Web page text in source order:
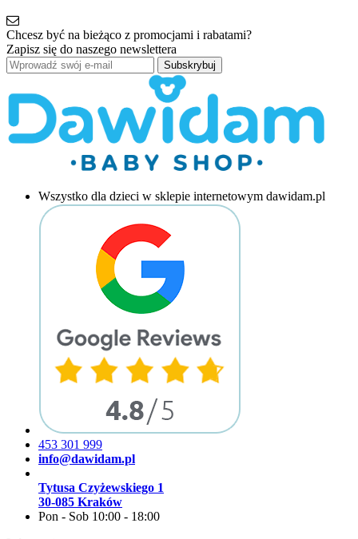
Chcesz być na bieżąco z promocjami i rabatami?
Zapisz się do naszego newslettera
Subskrybuj
Wszystko dla dzieci w sklepie internetowym dawidam.pl
453 301 999
info@dawidam.pl
Tytusa Czyżewskiego 1
30-085 Kraków
Pon - Sob 10:00 - 18:00